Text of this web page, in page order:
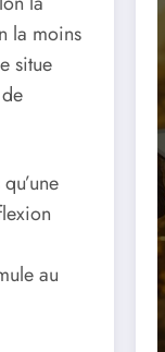
la moins
situe
au